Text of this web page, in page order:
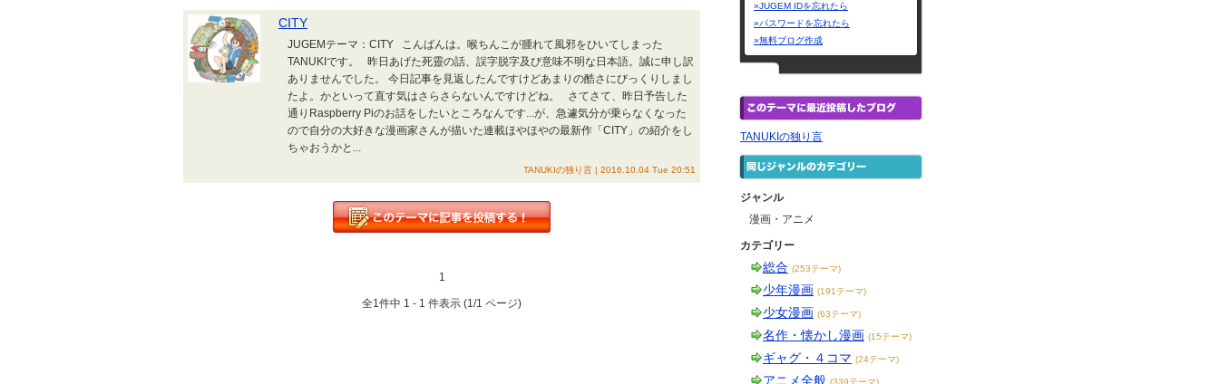
CITY
JUGEMテーマ：CITY こんばんは。喉ちんこが腫れて風邪をひいてしまった
TANUKIです。 昨日あげた死靈の話、誤字脱字及び意味不明な日本語。誠に申し訳
ありませんでした。 今日記事を見返したんですけどあまりの酷さにびっくりしまし
たよ。かといって直す気はさらさらないんですけどね。 さてさて、昨日予告した
通りRaspberry Piのお話をしたいところなんです...が、急遽気分が乗らなくなった
ので自分の大好きな漫画家さんが描いた連載ほやほやの最新作「CITY」の紹介をし
ちゃおうかと...
TANUKIの独り言 | 2016.10.04 Tue 20:51
1
全1件中 1 - 1 件表示 (1/1 ページ)
»JUGEM IDを忘れたら
»パスワードを忘れたら
»無料ブログ作成
TANUKIの独り言
ジャンル
漫画・アニメ
カテゴリー
総合 (253テーマ)
少年漫画 (191テーマ)
少女漫画 (63テーマ)
名作・懐かし漫画 (15テーマ)
ギャグ・４コマ (24テーマ)
アニメ全般 (339テーマ)